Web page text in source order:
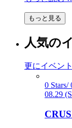
もっと見る
人気の
更にイベン
0 Stars/
08.29